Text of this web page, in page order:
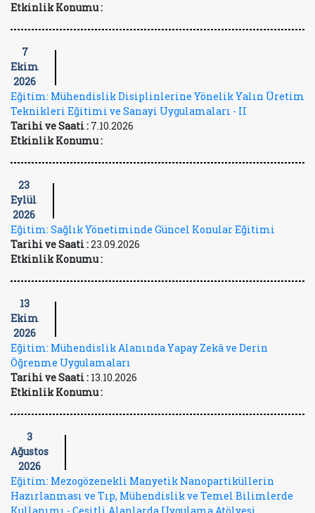
Etkinlik Konumu :
7
Ekim
2026
Eğitim: Mühendislik Disiplinlerine Yönelik Yalın Üretim
Teknikleri Eğitimi ve Sanayi Uygulamaları - II
Tarihi ve Saati : 7.10.2026
Etkinlik Konumu :
23
Eylül
2026
Eğitim: Sağlık Yönetiminde Güncel Konular Eğitimi
Tarihi ve Saati :23.09.2026
Etkinlik Konumu :
13
Ekim
2026
Eğitim: Mühendislik Alanında Yapay Zekâ ve Derin
Öğrenme Uygulamaları
Tarihi ve Saati : 13.10.2026
Etkinlik Konumu :
3
Ağustos
2026
Eğitim: Mezogözenekli Manyetik Nanopartiküllerin
Hazırlanması ve Tıp, Mühendislik ve Temel Bilimlerde